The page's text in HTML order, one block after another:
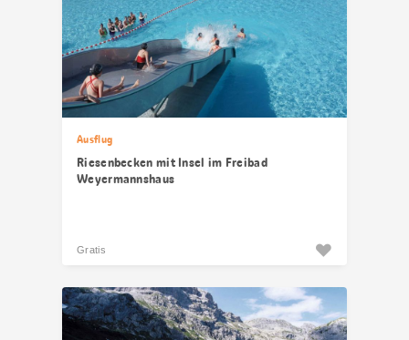
Ausflug
Riesenbecken mit Insel im Freibad
Weyermannshaus
Gratis